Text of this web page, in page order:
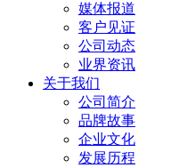
媒体报道
客户见证
公司动态
业界资讯
关于我们
公司简介
品牌故事
企业文化
发展历程